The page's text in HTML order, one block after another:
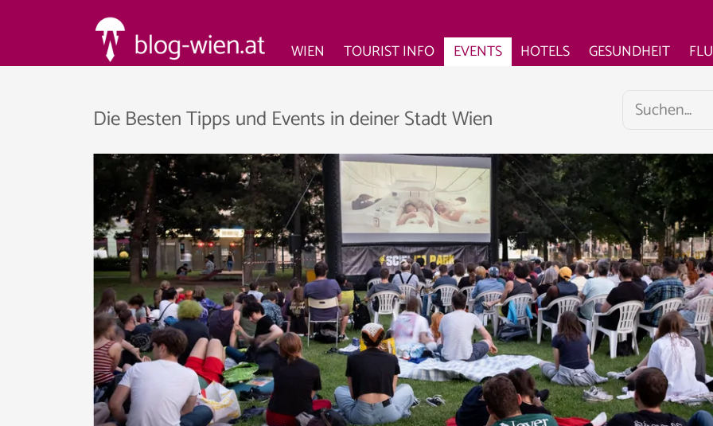
WIEN TOURIST INFO EVENTS HOTELS GESUNDHEIT
Die Besten Tipps und Events in deiner Stadt Wien